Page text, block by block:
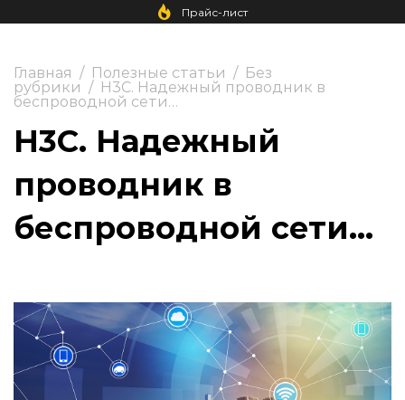
Прайс-лист
Главная / Полезные статьи / Без
рубрики / H3C. Надежный проводник в
беспроводной сети…
H3C. Надежный
проводник в
беспроводной сети…